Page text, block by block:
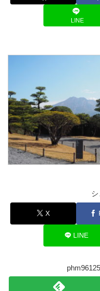
LINE
X
LINE